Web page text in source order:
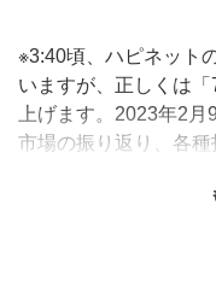
※3:40頃、ハピネット
いますが、正しくは
上げます。2023年2
市場の振り返り、各